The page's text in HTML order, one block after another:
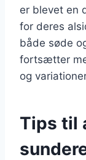
er blevet en
for deres
både søde
fortsætter
og
Tips til